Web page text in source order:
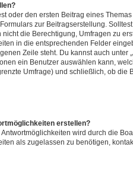
oder den ersten Beitrag eines
Formulars zur Beitragserstellung.
die Berechtigung, Umfragen zu
in die entsprechenden Felder
Zeile steht. Du kannst auch unter
ein Benutzer auswählen kann,
Umfrage) und schließlich, ob die
erstellen?
wird durch die
als zugelassen zu benötigen,